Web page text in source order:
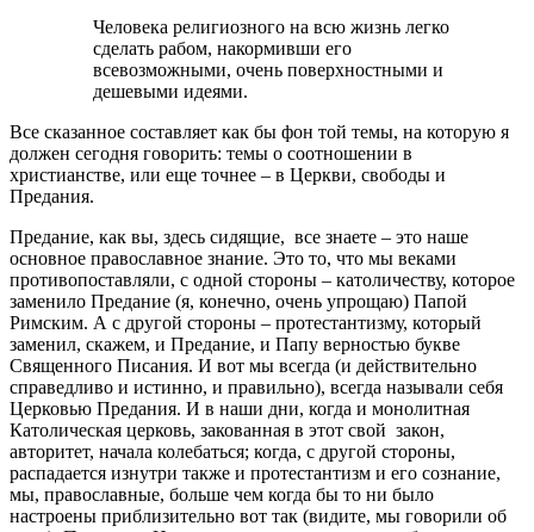
Человека религиозного на всю жизнь легко
сделать рабом, накормивши его
всевозможными, очень поверхностными и
дешевыми идеями.
Все сказанное составляет как бы фон той темы, на которую я
должен сегодня говорить: темы о соотношении в
христианстве, или еще точнее – в Церкви, свободы и
Предания.
Предание, как вы, здесь сидящие, все знаете – это наше
основное православное знание. Это то, что мы веками
противопоставляли, с одной стороны – католичеству, которое
заменило Предание (я, конечно, очень упрощаю) Папой
Римским. А с другой стороны – протестантизму, который
заменил, скажем, и Предание, и Папу верностью букве
Священного Писания. И вот мы всегда (и действительно
справедливо и истинно, и правильно), всегда называли себя
Церковью Предания. И в наши дни, когда и монолитная
Католическая церковь, закованная в этот свой закон,
авторитет, начала колебаться; когда, с другой стороны,
распадается изнутри также и протестантизм и его сознание,
мы, православные, больше чем когда бы то ни было
настроены приблизительно вот так (видите, мы говорили об